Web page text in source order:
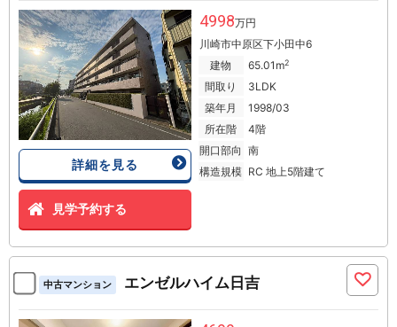
詳細を見る
見学予約する
4998万円
川崎市中原区下小田中6
建物
65.01m2
間取り
3LDK
築年月
1998/03
所在階
4階
開口部向 南
構造規模 RC 地上5階建て
中古マンション エンゼルハイム日吉